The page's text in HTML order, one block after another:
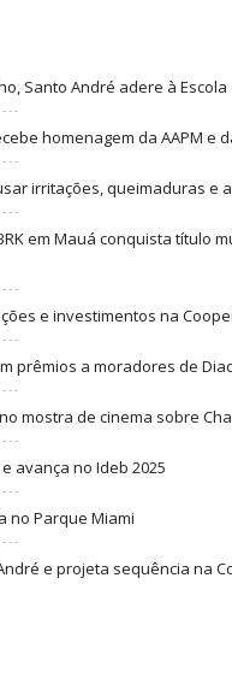
Santo André adere à
homenagem da AAPM e
irritações, queimaduras e
em Mauá conquista título
e investimentos na
prêmios a moradores de
mostra de cinema sobre
avança no Ideb 2025
no Parque Miami
e projeta sequência na